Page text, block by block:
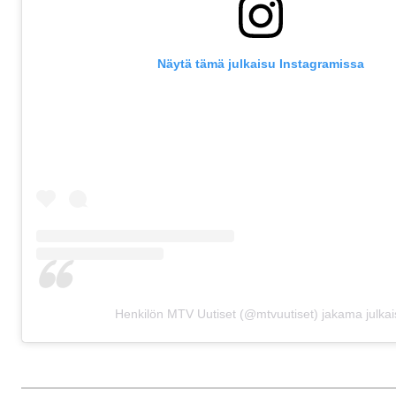
Näytä tämä julkaisu Instagramissa
Henkilön MTV Uutiset (@mtvuutiset) jakama